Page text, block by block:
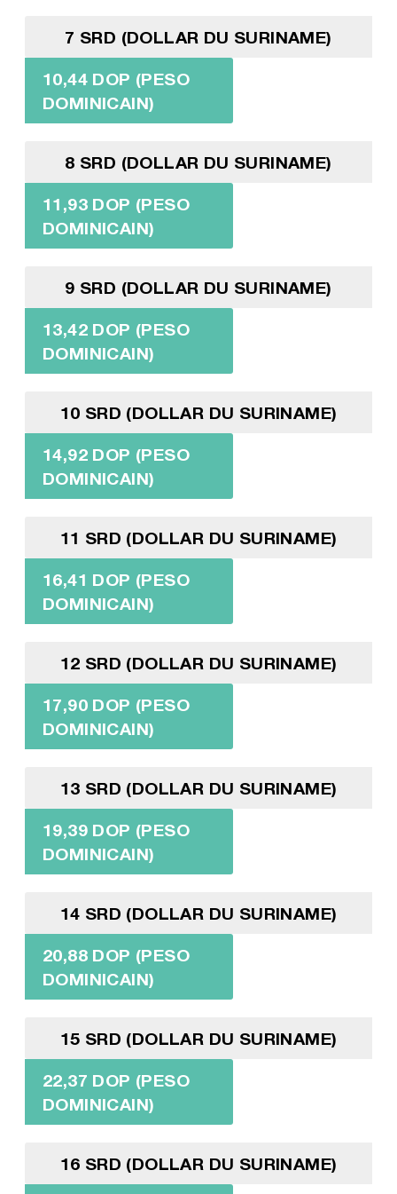
7 SRD (DOLLAR DU SURINAME)
10,44 DOP (PESO
DOMINICAIN)
8 SRD (DOLLAR DU SURINAME)
11,93 DOP (PESO
DOMINICAIN)
9 SRD (DOLLAR DU SURINAME)
13,42 DOP (PESO
DOMINICAIN)
10 SRD (DOLLAR DU SURINAME)
14,92 DOP (PESO
DOMINICAIN)
11 SRD (DOLLAR DU SURINAME)
16,41 DOP (PESO
DOMINICAIN)
12 SRD (DOLLAR DU SURINAME)
17,90 DOP (PESO
DOMINICAIN)
13 SRD (DOLLAR DU SURINAME)
19,39 DOP (PESO
DOMINICAIN)
14 SRD (DOLLAR DU SURINAME)
20,88 DOP (PESO
DOMINICAIN)
15 SRD (DOLLAR DU SURINAME)
22,37 DOP (PESO
DOMINICAIN)
16 SRD (DOLLAR DU SURINAME)